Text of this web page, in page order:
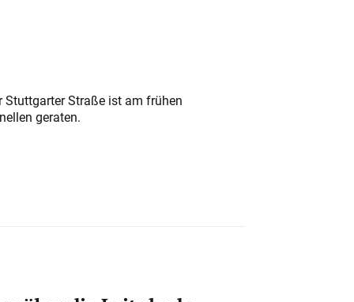
Straße ist am frühen
geraten.